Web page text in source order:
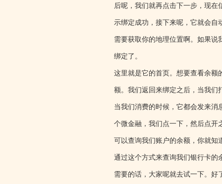
后呢，我们就再点击下一步，现
示绑定成功，接下来呢，它就会自
需要获取你的地理位置啊。如果说
绑定了。
这里就是它的首页。想要查看余额
额。我们返回来绑定之后，当我们
当我们消费的时候，它都会发来消
个微金融，我们点一下，然后点开
可以查询我们账户的余额，你就知
通过这个方式来查询我们银行卡的
需要的话，大家呢就去试一下。好